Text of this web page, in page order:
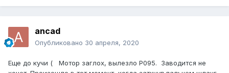
ancad
Опубликовано 30 апреля, 2020
Еще до кучи ( Мотор заглох, вылезло Р095. Заводится не